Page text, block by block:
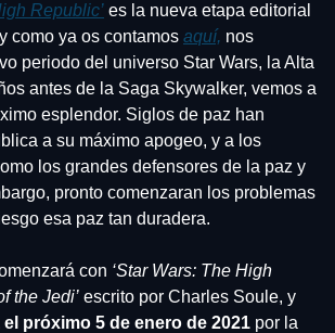
Republic’ es la nueva etapa editorial
como ya os contamos aquí, nos
periodo del universo Star Wars, la Alta
antes de la Saga Skywalker, vemos a
esplendor. Siglos de paz han
a su máximo apogeo, y a los
los grandes defensores de la paz y
pronto comenzaran los problemas
esa paz tan duradera.
con ‘Star Wars: The High
the Jedi’ escrito por Charles Soule, y
próximo 5 de enero de 2021 por la